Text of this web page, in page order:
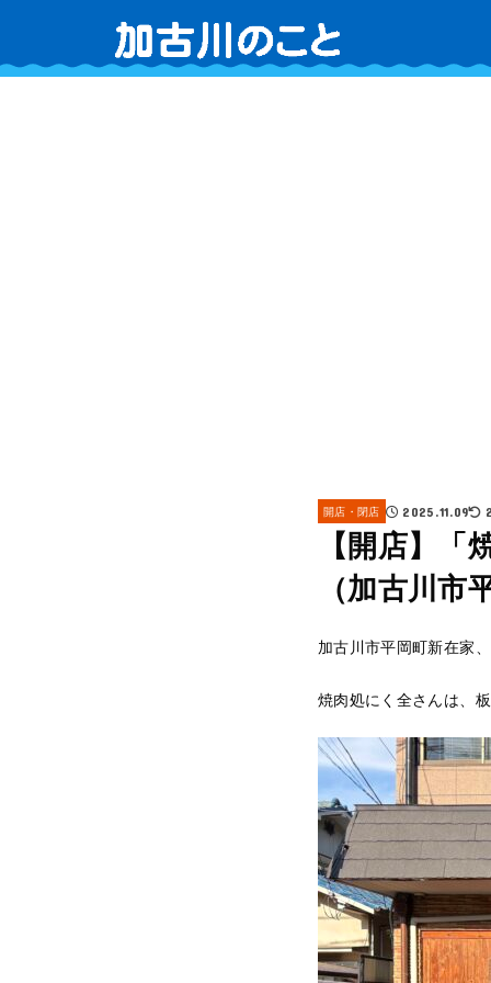
開店・閉店 2025.11.09
【開店】
（加古川市
加古川市平岡町新在家
焼肉処にく全さんは、